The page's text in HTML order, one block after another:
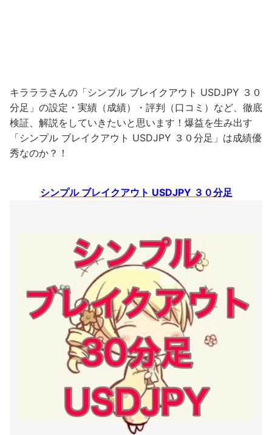
キラララさんの「シンプル ブレイクアウト USDJPY ３０
分足」の設定・実績（成績）・評判（口コミ）など、徹底
検証、解説をしていきたいと思います！爆益を生み出す
「シンプル ブレイクアウト USDJPY ３０分足」は成績優
秀なのか？！
シンプル ブレイクアウト USDJPY ３０分足